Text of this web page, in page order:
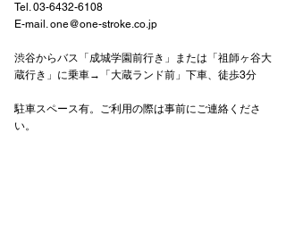
Tel.03-6432-6108
E-mail.one@one-stroke.co.jp
渋谷からバス「成城学園前行き」または「祖師ヶ谷大
蔵行き」に乗車→「大蔵ランド前」下車、徒歩3分
駐車スペース有。ご利用の際は事前にご連絡くださ
い。